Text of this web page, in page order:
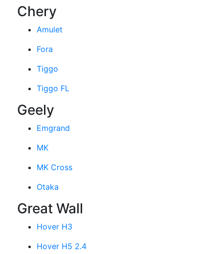
Chery
Amulet
Fora
Tiggo
Tiggo FL
Geely
Emgrand
MK
MK Cross
Otaka
Great Wall
Hover H3
Hover H5 2.4